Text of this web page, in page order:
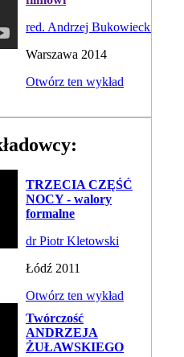
red. Andrzej Bukowiecki
Warszawa 2014
Otwórz ten wykład
TRZECIA CZĘŚĆ
NOCY - walory
formalne
dr Piotr Kletowski
Łódź 2011
Otwórz ten wykład
Twórczość
ANDRZEJA
ŻUŁAWSKIEGO